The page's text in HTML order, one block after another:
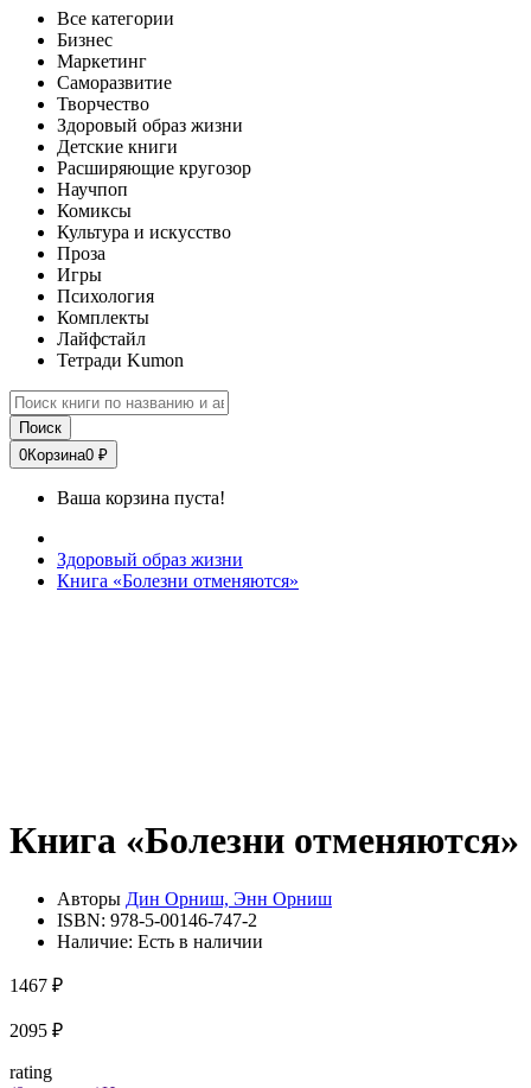
Все категории
Бизнес
Маркетинг
Саморазвитие
Творчество
Здоровый образ жизни
Детские книги
Расширяющие кругозор
Научпоп
Комиксы
Культура и искусство
Проза
Игры
Психология
Комплекты
Лайфстайл
Тетради Kumon
Поиск
0Корзина0 ₽
Ваша корзина пуста!
Здоровый образ жизни
Книга «Болезни отменяются»
Книга «Болезни отменяются»
Авторы Дин Орниш, Энн Орниш
ISBN: 978-5-00146-747-2
Наличие: Есть в наличии
1467 ₽
2095 ₽
rating